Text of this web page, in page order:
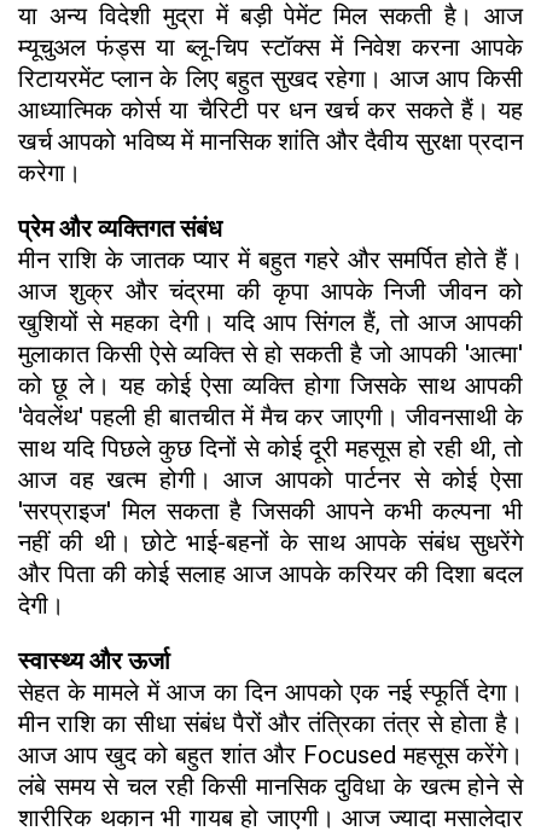
या अन्य विदेशी मुद्रा में बड़ी पेमेंट मिल सकती है। आज
म्यूचुअल फंड्स या ब्लू-चिप स्टॉक्स में निवेश करना आपके
रिटायरमेंट प्लान के लिए बहुत सुखद रहेगा। आज आप किसी
आध्यात्मिक कोर्स या चैरिटी पर धन खर्च कर सकते हैं। यह
खर्च आपको भविष्य में मानसिक शांति और दैवीय सुरक्षा प्रदान
करेगा।
प्रेम और व्यक्तिगत संबंध
मीन राशि के जातक प्यार में बहुत गहरे और समर्पित होते हैं।
आज शुक्र और चंद्रमा की कृपा आपके निजी जीवन को
खुशियों से महका देगी। यदि आप सिंगल हैं, तो आज आपकी
मुलाकात किसी ऐसे व्यक्ति से हो सकती है जो आपकी 'आत्मा'
को छू ले। यह कोई ऐसा व्यक्ति होगा जिसके साथ आपकी
'वेवलेंथ' पहली ही बातचीत में मैच कर जाएगी। जीवनसाथी के
साथ यदि पिछले कुछ दिनों से कोई दूरी महसूस हो रही थी, तो
आज वह खत्म होगी। आज आपको पार्टनर से कोई ऐसा
'सरप्राइज' मिल सकता है जिसकी आपने कभी कल्पना भी
नहीं की थी। छोटे भाई-बहनों के साथ आपके संबंध सुधरेंगे
और पिता की कोई सलाह आज आपके करियर की दिशा बदल
देगी।
स्वास्थ्य और ऊर्जा
सेहत के मामले में आज का दिन आपको एक नई स्फूर्ति देगा।
मीन राशि का सीधा संबंध पैरों और तंत्रिका तंत्र से होता है।
आज आप खुद को बहुत शांत और Focused महसूस करेंगे।
लंबे समय से चल रही किसी मानसिक दुविधा के खत्म होने से
शारीरिक थकान भी गायब हो जाएगी। आज ज्यादा मसालेदार